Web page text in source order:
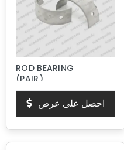
ROD BEARING
(PAIR)
احصل على عرض